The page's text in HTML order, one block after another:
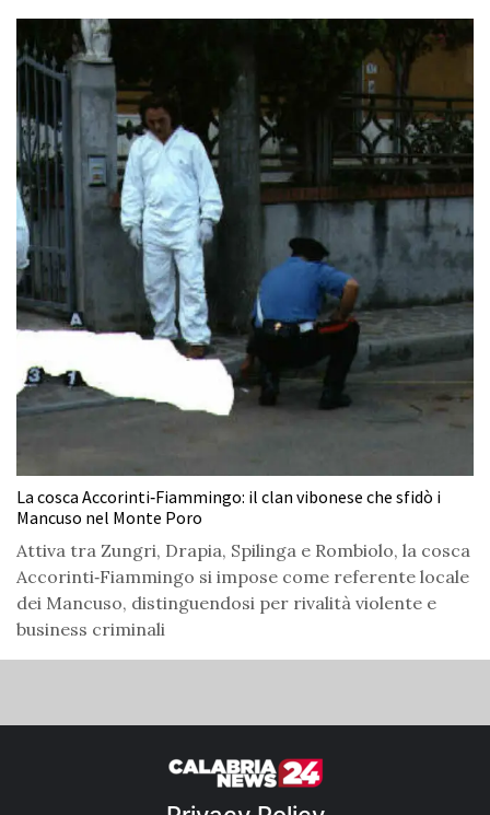
La cosca Accorinti‑Fiammingo: il clan vibonese che sfidò i
Mancuso nel Monte Poro
Attiva tra Zungri, Drapia, Spilinga e Rombiolo, la cosca
Accorinti‑Fiammingo si impose come referente locale
dei Mancuso, distinguendosi per rivalità violente e
business criminali